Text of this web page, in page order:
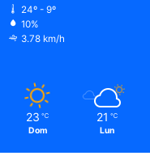
24º - 9º
10%
3.78 km/h
23 ℃
Dom
21 ℃
Lun